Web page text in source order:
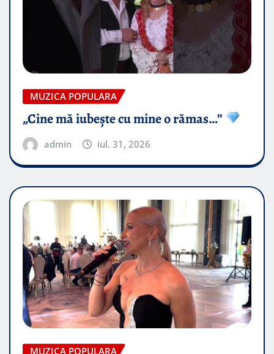
MUZICA POPULARA
„Cine mă iubește cu mine o rămas…”
admin iul. 31, 2026
MUZICA POPULARA